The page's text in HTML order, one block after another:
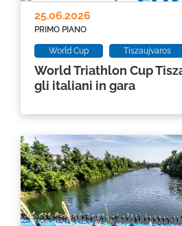
World Triathlon Cup
gli italiani in gara
PRIMO PIANO
25.06.2026
World Cup Tiszaujvaros